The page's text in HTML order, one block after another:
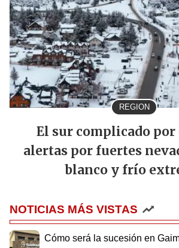
REGION
El sur complicado
alertas por fuertes
blanco y frío
NOTICIAS MÁS VISTAS
Cómo será la sucesión en